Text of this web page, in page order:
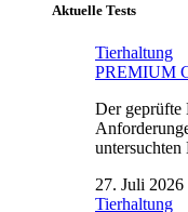
Aktuelle Tests
Tierhaltung
PREMIUM
Der geprüfte
27. Juli 2026
Tierhaltung